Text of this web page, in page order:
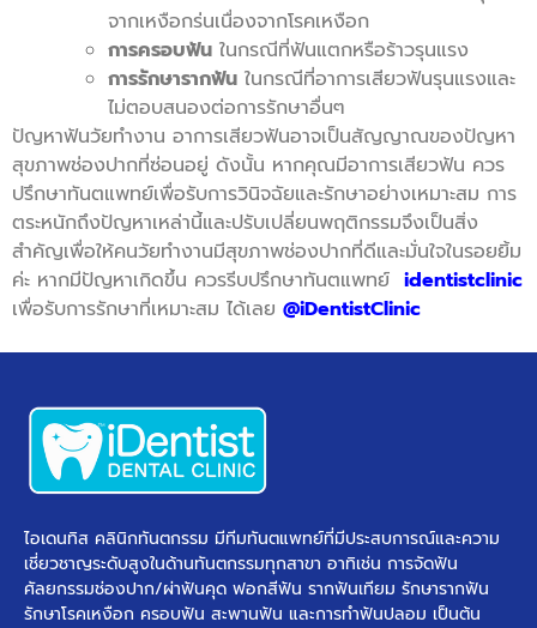
จากเหงือกร่นเนื่องจากโรคเหงือก
การครอบฟัน ในกรณีที่ฟันแตกหรือร้าวรุนแรง
การรักษารากฟัน ในกรณีที่อาการเสียวฟันรุนแรงและ
ไม่ตอบสนองต่อการรักษาอื่นๆ
ปัญหาฟันวัยทำงาน อาการเสียวฟันอาจเป็นสัญญาณของปัญหา
สุขภาพช่องปากที่ซ่อนอยู่ ดังนั้น หากคุณมีอาการเสียวฟัน ควร
ปรึกษาทันตแพทย์เพื่อรับการวินิจฉัยและรักษาอย่างเหมาะสม การ
ตระหนักถึงปัญหาเหล่านี้และปรับเปลี่ยนพฤติกรรมจึงเป็นสิ่ง
สำคัญเพื่อให้คนวัยทำงานมีสุขภาพช่องปากที่ดีและมั่นใจในรอยยิ้ม
ค่ะ หากมีปัญหาเกิดขึ้น ควรรีบปรึกษาทันตแพทย์ identistclinic
เพื่อรับการรักษาที่เหมาะสม ได้เลย @iDentistClinic
ไอเดนทิส คลินิกทันตกรรม มีทีมทันตแพทย์ที่มีประสบการณ์และความ
เชี่ยวชาญระดับสูงในด้านทันตกรรมทุกสาขา อาทิเช่น การจัดฟัน
ศัลยกรรมช่องปาก/ผ่าฟันคุด ฟอกสีฟัน รากฟันเทียม รักษารากฟัน
รักษาโรคเหงือก ครอบฟัน สะพานฟัน และการทำฟันปลอม เป็นต้น ​